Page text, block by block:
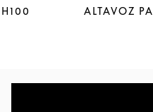
ALTAVOZ